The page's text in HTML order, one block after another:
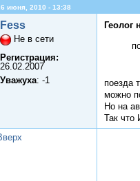
июня, 2010 - 13:38
Fess
Не в сети
Регистрация:
26.02.2007
Уважуха: -1
Геолог
поезда
можно
Но на
Так что